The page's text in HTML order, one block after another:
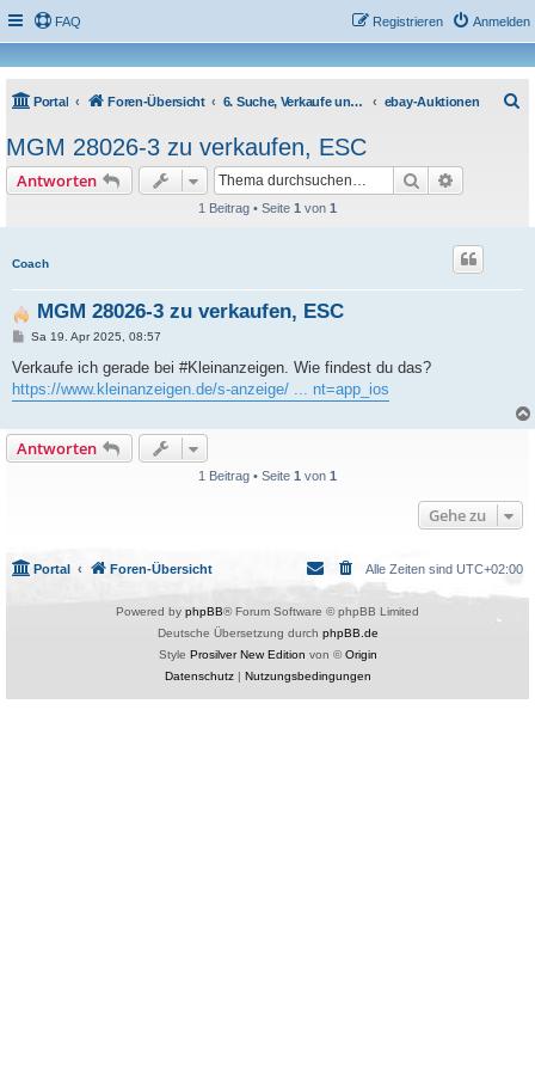
FAQ Anmelden
Registrieren
Portal Foren-Übersicht 6. Suche, Verkaufe und Tausche ebay-Auktionen
MGM 28026-3 zu verkaufen, ESC
Antworten Suche
1 Beitrag • Seite 1 von 1
Coach
MGM 28026-3 zu verkaufen, ESC
B
i
r
Sa 19. Apr 2025, 08:57
Verkaufe ich gerade bei #Kleinanzeigen. Wie findest du das?
https://www.kleinanzeigen.de/s-anzeige/ ... nt=app_ios
Antworten
1 Beitrag • Seite 1 von 1
Gehe zu
Portal Foren-Übersicht Alle Zeiten sind UTC+02:00
Powered by phpBB® Forum Software © phpBB Limited
Deutsche Übersetzung durch phpBB.de
Style Prosilver New Edition von ©Origin
Datenschutz| Nutzungsbedingungen